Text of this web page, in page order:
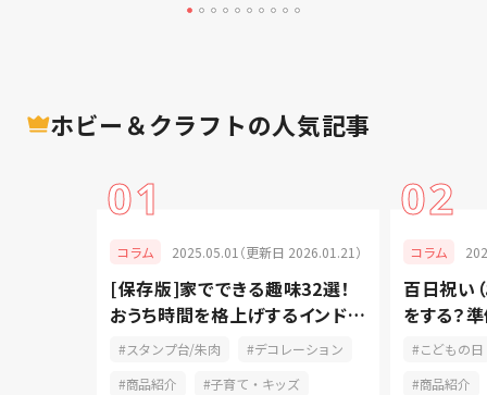
ホビー＆クラフトの人気記事
01
コラム 2025.05.01（更新日 2026.01.21）
[保存版]家でできる趣味32選！
おうち時間を格上げするインドア
派スタンプ台/朱肉
デコレーション
商品紹介
子育て・キッズ
02
コラム
百日祝い
をする？
れを説明
こどもの日
商品紹介